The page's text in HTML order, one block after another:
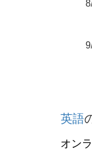
英語
オン